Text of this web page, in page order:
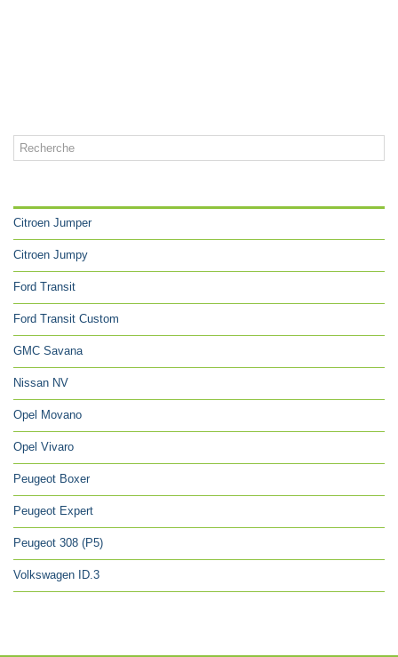
Citroen Jumper
Citroen Jumpy
Ford Transit
Ford Transit Custom
GMC Savana
Nissan NV
Opel Movano
Opel Vivaro
Peugeot Boxer
Peugeot Expert
Peugeot 308 (P5)
Volkswagen ID.3